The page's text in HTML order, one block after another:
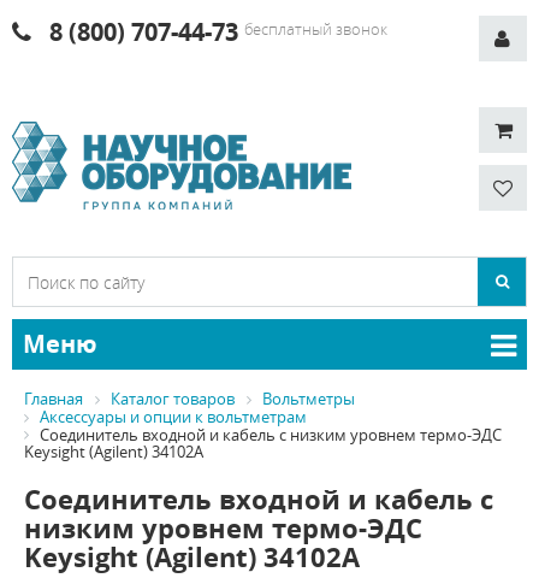
8 (800) 707-44-73 бесплатный звонок
Меню
Главная Каталог товаров
Вольтметры
Аксессуары и опции к вольтметрам
Соединитель входной и кабель с низким уровнем термо-ЭДС
Keysight (Agilent) 34102A
Соединитель входной и кабель с
низким уровнем термо-ЭДС
Keysight (Agilent) 34102A